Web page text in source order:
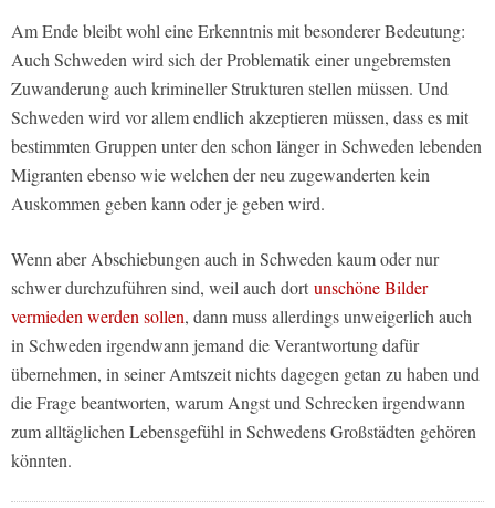
Am Ende bleibt wohl eine Erkenntnis mit besonderer Bedeutung:
Auch Schweden wird sich der Problematik einer ungebremsten
Zuwanderung auch krimineller Strukturen stellen müssen. Und
Schweden wird vor allem endlich akzeptieren müssen, dass es mit
bestimmten Gruppen unter den schon länger in Schweden lebenden
Migranten ebenso wie welchen der neu zugewanderten kein
Auskommen geben kann oder je geben wird.
Wenn aber Abschiebungen auch in Schweden kaum oder nur
schwer durchzuführen sind, weil auch dort unschöne Bilder
vermieden werden sollen, dann muss allerdings unweigerlich auch
in Schweden irgendwann jemand die Verantwortung dafür
übernehmen, in seiner Amtszeit nichts dagegen getan zu haben und
die Frage beantworten, warum Angst und Schrecken irgendwann
zum alltäglichen Lebensgefühl in Schwedens Großstädten gehören
könnten.